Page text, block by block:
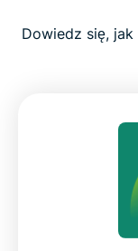
Dowiedz się, jak